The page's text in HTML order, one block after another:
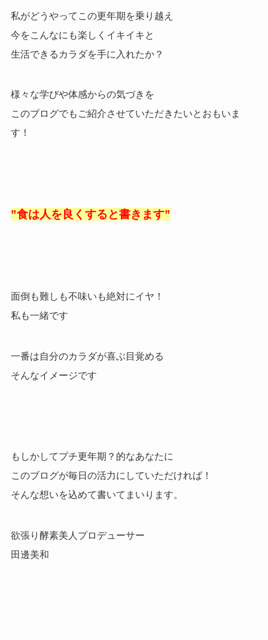
私がどうやってこの更年期を乗り越え
今をこんなにも楽しくイキイキと
生活できるカラダを手に入れたか？
様々な学びや体感からの気づきを
このブログでもご紹介させていただきたいとおもいま
す！
”食は人を良くすると書きます”
面倒も難しも不味いも絶対にイヤ！
私も一緒です
一番は自分のカラダが喜ぶ目覚める
そんなイメージです
もしかしてプチ更年期？的なあなたに
このブログが毎日の活力にしていただければ！
そんな想いを込めて書いてまいります。
欲張り酵素美人プロデューサー
田邊美和